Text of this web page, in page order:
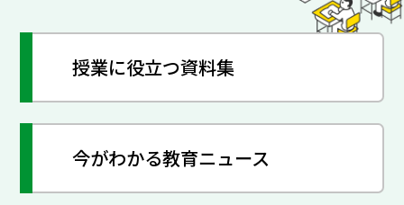
授業に役立つ資料集
今がわかる教育ニュース